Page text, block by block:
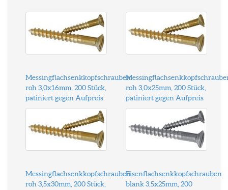
Messingflachsenkkopfschrauben
roh 3,0x16mm, 200 Stück,
patiniert gegen Aufpreis
roh 3,0x25mm, 200 Stück,
patiniert gegen Aufpreis
Messingflachsenkkopfschrauben
roh 3,5x30mm, 200 Stück,
Eisenflachsenkkopfschrauben
blank 3,5x25mm, 200